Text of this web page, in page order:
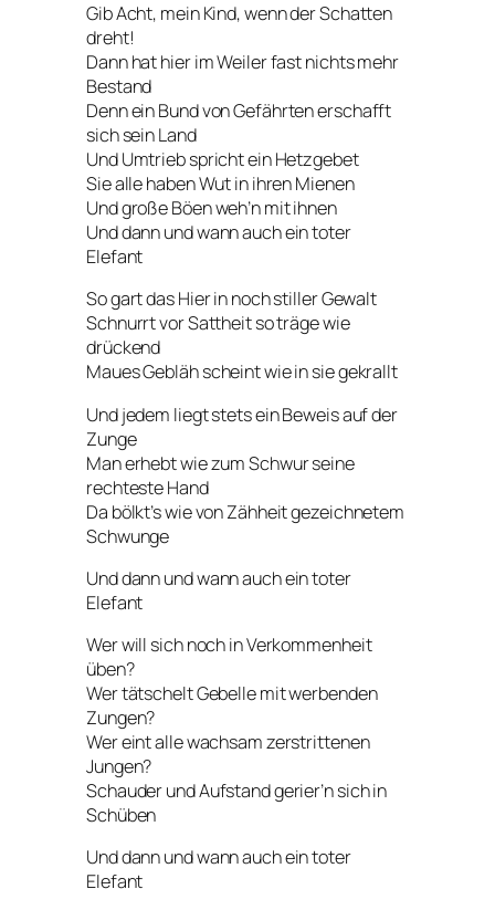
Gib Acht, mein Kind, wenn der Schatten
dreht!
Dann hat hier im Weiler fast nichts mehr
Bestand
Denn ein Bund von Gefährten erschafft
sich sein Land
Und Umtrieb spricht ein Hetzgebet
Sie alle haben Wut in ihren Mienen
Und große Böen weh’n mit ihnen
Und dann und wann auch ein toter
Elefant
So gart das Hier in noch stiller Gewalt
Schnurrt vor Sattheit so träge wie
drückend
Maues Gebläh scheint wie in sie gekrallt
Und jedem liegt stets ein Beweis auf der
Zunge
Man erhebt wie zum Schwur seine
rechteste Hand
Da bölkt’s wie von Zähheit gezeichnetem
Schwunge
Und dann und wann auch ein toter
Elefant
Wer will sich noch in Verkommenheit
üben?
Wer tätschelt Gebelle mit werbenden
Zungen?
Wer eint alle wachsam zerstrittenen
Jungen?
Schauder und Aufstand gerier’n sich in
Schüben
Und dann und wann auch ein toter
Elefant